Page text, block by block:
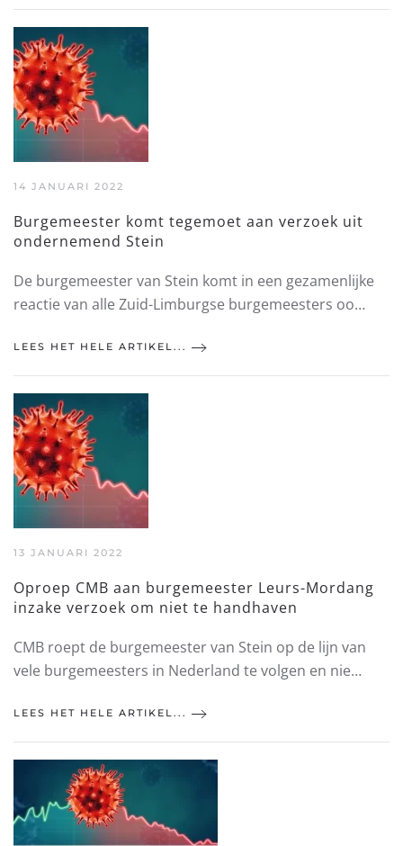
14 JANUARI 2022
Burgemeester komt tegemoet aan verzoek uit
ondernemend Stein
De burgemeester van Stein komt in een gezamenlijke
reactie van alle Zuid-Limburgse burgemeesters oo…
LEES HET HELE ARTIKEL...
13 JANUARI 2022
Oproep CMB aan burgemeester Leurs-Mordang
inzake verzoek om niet te handhaven
CMB roept de burgemeester van Stein op de lijn van
vele burgemeesters in Nederland te volgen en nie…
LEES HET HELE ARTIKEL...